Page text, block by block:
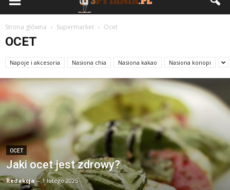
Strona główna Supermarket Ocet
OCET
Napoje i akcesoria Nasiona chia Nasiona kakao Nasiona konopi
OCET
Jaki ocet jest zdrowy?
Redakcja - 1 lutego 2025